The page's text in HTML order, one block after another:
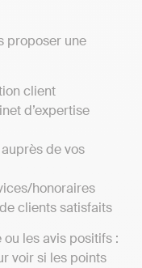
proposer une
client
d’expertise
de vos
honoraires
clients satisfaits
les avis positifs :
voir si les points